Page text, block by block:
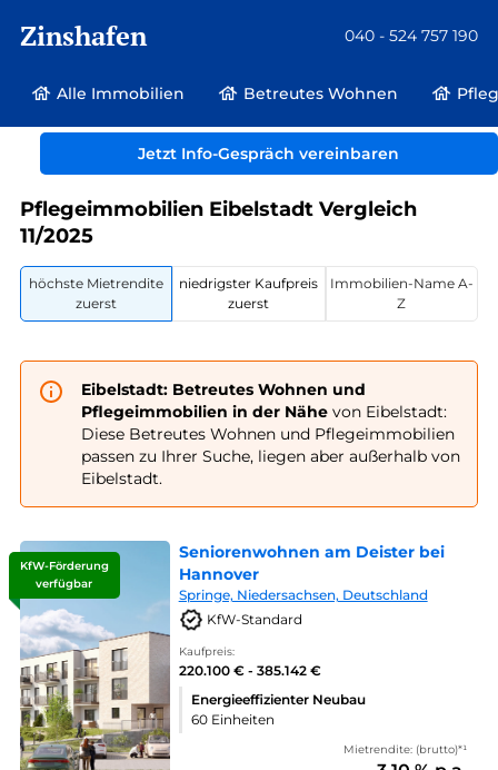
Zinshafen 040 - 524 757 190
Alle Immobilien Betreutes Wohnen
Jetzt Info-Gespräch vereinbaren
Betreutes Wohnen und Pflegeimmobilien Deutschland
Pflegeimmobilien Eibelstadt Vergleich
11/2025
höchste Mietrendite
zuerst
niedrigster Kaufpreis
zuerst
Immobilien-Name A-
Z
Eibelstadt: Betreutes Wohnen und
Pflegeimmobilien in der Nähevon Eibelstadt:
Diese Betreutes Wohnen und Pflegeimmobilien
passen zu Ihrer Suche, liegen aber außerhalb von
Eibelstadt.
KfW-Förderung
verfügbar
Seniorenwohnen am Deister bei
Hannover
Springe, Niedersachsen, Deutschland
KfW-Standard
Kaufpreis:
220.100 € - 385.142 €
Energieeffizienter Neubau
60 Einheiten
Mietrendite: (brutto)*¹